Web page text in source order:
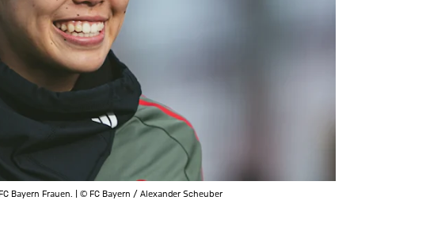
Bayern Frauen. | © FC Bayern / Alexander Scheuber